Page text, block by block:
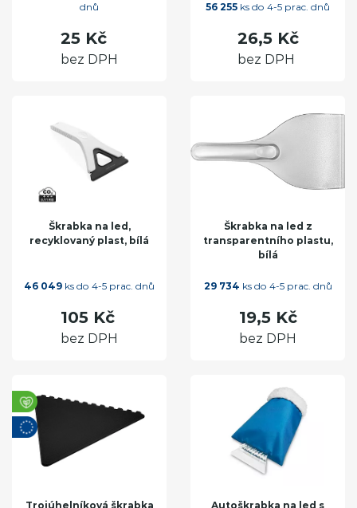
dnů
25 Kč
bez DPH
56 255 ks do 4-5 prac. dnů
26,5 Kč
bez DPH
Škrabka na led,
recyklovaný plast, bílá
46 049 ks do 4-5 prac. dnů
105 Kč
bez DPH
Škrabka na led z
transparentního plastu,
bílá
29 734 ks do 4-5 prac. dnů
19,5 Kč
bez DPH
Trojúhelníková škrabka Autoškrabka na led s